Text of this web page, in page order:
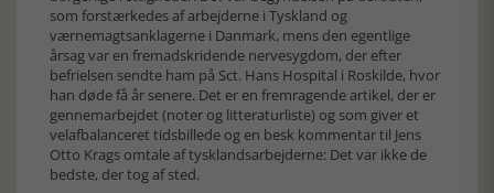
som forstærkedes af arbejderne i Tyskland og
værnemagtsanklagerne i Danmark, mens den egentlige
årsag var en fremadskridende nervesygdom, der efter
befrielsen sendte ham på Sct. Hans Hospital i Roskilde, hvor
han døde få år senere. Det er en fremragende artikel, der er
gennemarbejdet (noter og litteraturliste) og som giver et
velafbalanceret tidsbillede og en besk kommentar til Jens
Otto Krags omtale af tysklandsarbejderne: Det var ikke de
bedste, der tog af sted.